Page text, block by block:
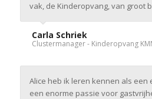
vak, de Kinderopvang, van groot
Carla Schriek
Clustermanager - Kinderopvang
Alice heb ik leren kennen als een
een enorme passie voor